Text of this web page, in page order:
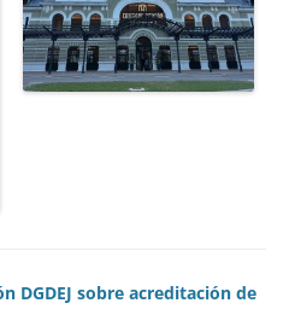
DGDEJ sobre acreditación de